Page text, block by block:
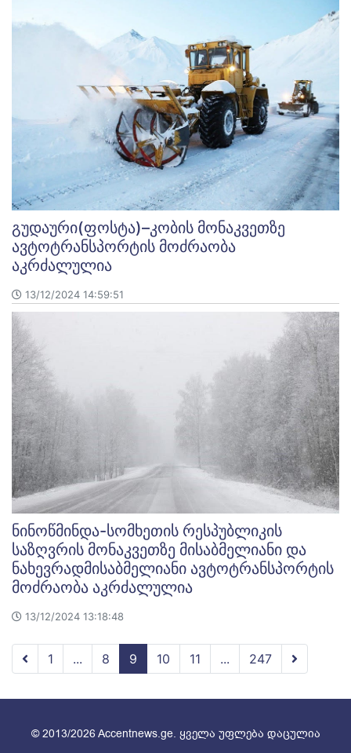
გუდაური(ფოსტა)–კობის მონაკვეთზე
ავტოტრანსპორტის მოძრაობა
აკრძალულია
13/12/2024 14:59:51
ნინოწმინდა-სომხეთის რესპუბლიკის
საზღვრის მონაკვეთზე მისაბმელიანი და
ნახევრადმისაბმელიანი ავტოტრანსპორტის
მოძრაობა აკრძალულია
13/12/2024 13:18:48
1 ... 8 9 10 11 ... 247
© 2013/2026 Accentnews.ge. ყველა უფლება დაცულია